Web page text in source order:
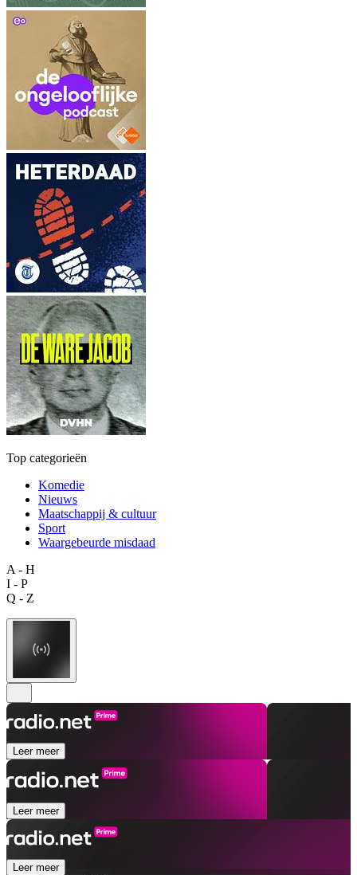
Top categorieën
Komedie
Nieuws
Maatschappij & cultuur
Sport
Waargebeurde misdaad
A - H
I - P
Q - Z
Leer meer
Leer meer
Leer meer